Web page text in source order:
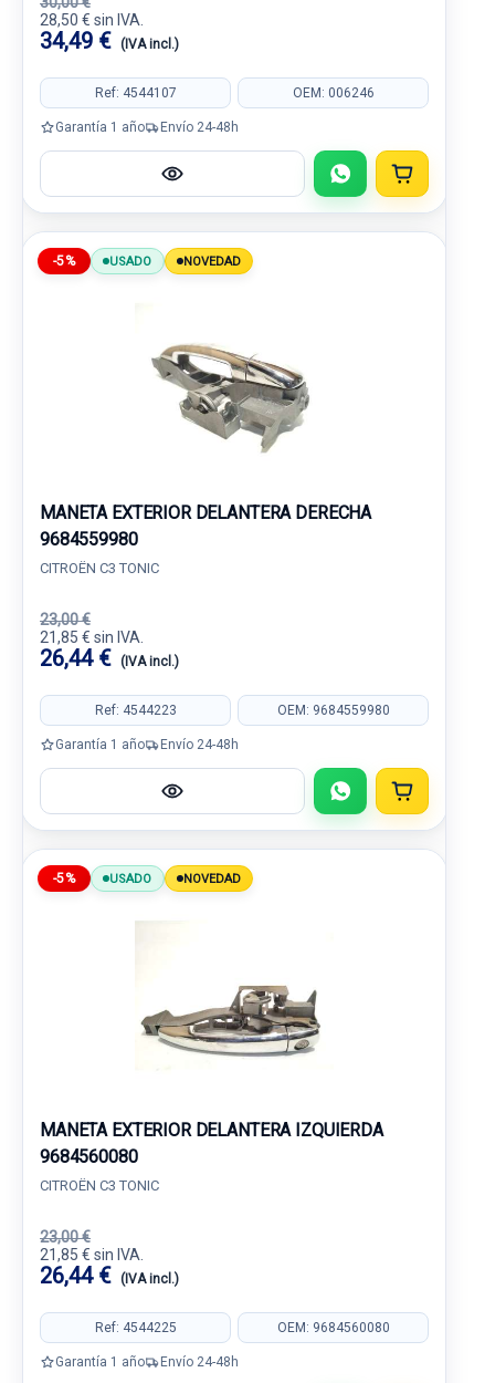
28,50 € sin IVA.
34,49 € (IVA incl.)
Ref: 4544107 OEM: 006246
Garantía 1 año Envío 24-48h
-5% USADO NOVEDAD
MANETA EXTERIOR DELANTERA DERECHA
9684559980
CITROËN C3 TONIC
23,00 €
21,85 € sin IVA.
26,44 € (IVA incl.)
Ref: 4544223 OEM: 9684559980
Garantía 1 año Envío 24-48h
-5% USADO NOVEDAD
MANETA EXTERIOR DELANTERA IZQUIERDA
9684560080
CITROËN C3 TONIC
23,00 €
21,85 € sin IVA.
26,44 € (IVA incl.)
Ref: 4544225 OEM: 9684560080
Garantía 1 año Envío 24-48h